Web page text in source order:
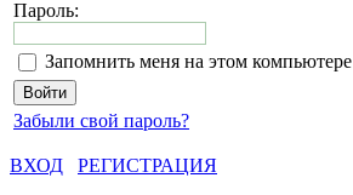
Пароль:
Запомнить меня на этом компьютере
Забыли свой пароль?
ВХОД
РЕГИСТРАЦИЯ